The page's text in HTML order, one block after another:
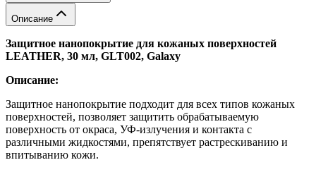
Описание
Защитное нанопокрытие для кожаных поверхностей
LEATHER, 30 мл, GLT002, Galaxy
Описание:
Защитное нанопокрытие подходит для всех типов кожаных
поверхностей, позволяет защитить обрабатываемую
поверхность от окраса, УФ-излучения и контакта с
различными жидкостями, препятствует растрескиванию и
впитыванию кожи.